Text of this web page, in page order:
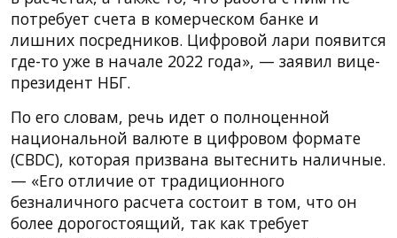
потребует счета в комерческом банке и
лишних посредников. Цифровой лари появится
где-то уже в начале 2022 года», — заявил вице-
президент НБГ.
По его словам, речь идет о полноценной
национальной валюте в цифровом формате
(CBDC), которая призвана вытеснить наличные.
— «Его отличие от традиционного
безналичного расчета состоит в том, что он
более дорогостоящий, так как требует